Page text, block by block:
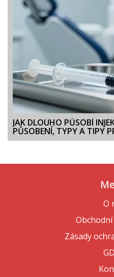
JAK DLOUHO PŮSOBÍ
PŮSOBENÍ, TYPY A TIPY
O
Zásady